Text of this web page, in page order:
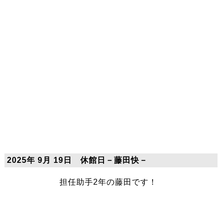
2025年 9月 19日 休館日－藤田快－
担任助手2年の藤田です！